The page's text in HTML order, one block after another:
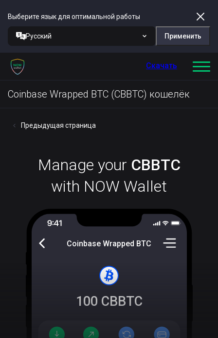
Выберите язык для оптимальной работы
Русский Применить
Скачать
Coinbase Wrapped BTC (CBBTC) кошелёк
Предыдущая страница
Manage your CBBTC
with NOW Wallet
Coinbase Wrapped BTC
100 CBBTC